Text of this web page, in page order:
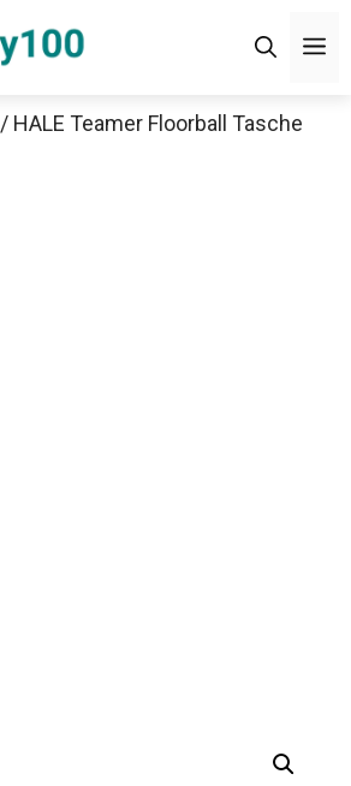
/ HALE Teamer Floorball Tasche